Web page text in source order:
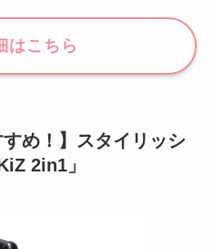
はこちら
すめ！】スタイリッシ
2in1」